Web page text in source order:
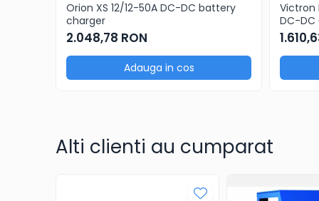
Orion XS 12/12-50A DC-DC battery
charger
2.048,78 RON
Adauga in cos
Victron
DC-DC
12/12-
Alti clienti au cumparat